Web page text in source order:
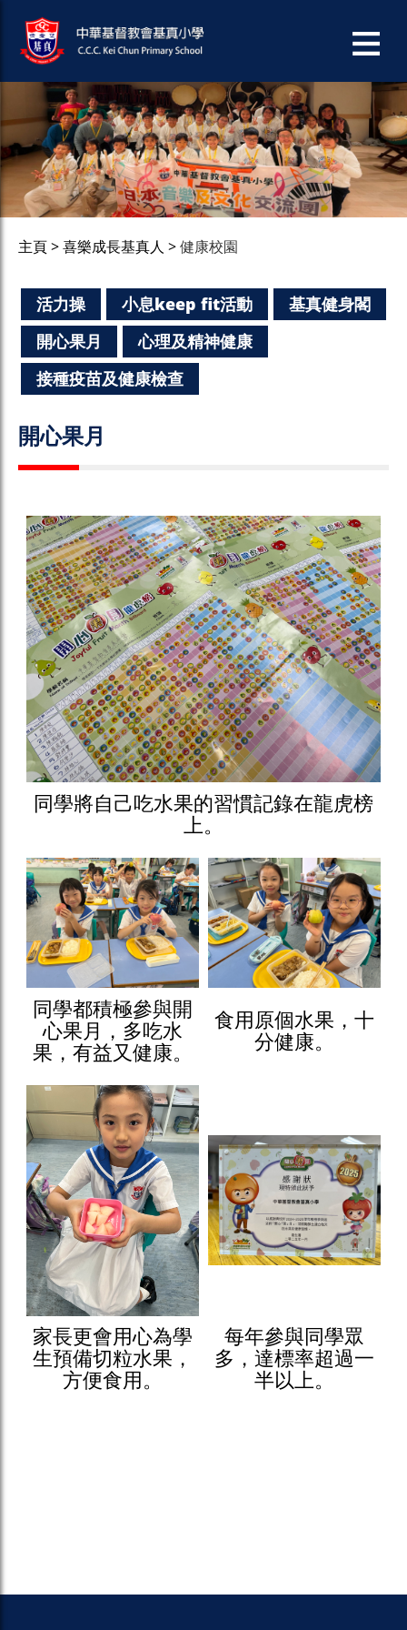
主頁 喜樂成長基真人 健康校園
活力操 小息keep fit活動
基真健身閣
開心果月
心理及精神健康
接種疫苗及健康檢查
開心果月
同學將自己吃水果的習慣記錄在龍虎榜
上。
同學都積極參與開
心果月，多吃水
果，有益又健康。
食用原個水果，十
分健康。
家長更會用心為學
生預備切粒水果，
方便食用。
每年參與同學眾
多，達標率超過一
半以上。